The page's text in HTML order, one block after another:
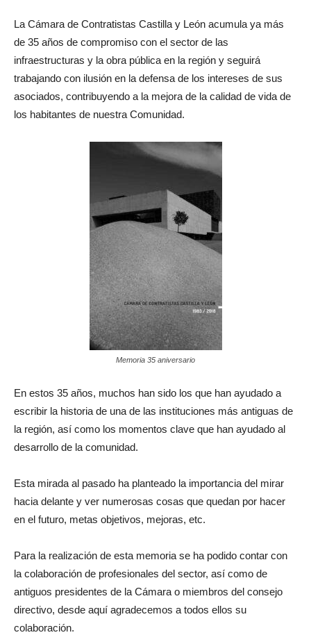
La Cámara de Contratistas Castilla y León acumula ya más
de 35 años de compromiso con el sector de las
infraestructuras y la obra pública en la región y seguirá
trabajando con ilusión en la defensa de los intereses de sus
asociados, contribuyendo a la mejora de la calidad de vida de
los habitantes de nuestra Comunidad.
Memoria 35 aniversario
En estos 35 años, muchos han sido los que han ayudado a
escribir la historia de una de las instituciones más antiguas de
la región, así como los momentos clave que han ayudado al
desarrollo de la comunidad.
Esta mirada al pasado ha planteado la importancia del mirar
hacia delante y ver numerosas cosas que quedan por hacer
en el futuro, metas objetivos, mejoras, etc.
Para la realización de esta memoria se ha podido contar con
la colaboración de profesionales del sector, así como de
antiguos presidentes de la Cámara o miembros del consejo
directivo, desde aquí agradecemos a todos ellos su
colaboración.